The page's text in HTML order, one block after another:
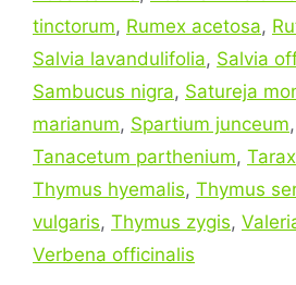
tinctorum, Rumex acetosa,
Salvia lavandulifolia, Salvia
Sambucus nigra, Satureja
marianum, Spartium junceum,
Tanacetum parthenium,
Thymus hyemalis, Thymus
vulgaris, Thymus zygis,
Verbena officinalis